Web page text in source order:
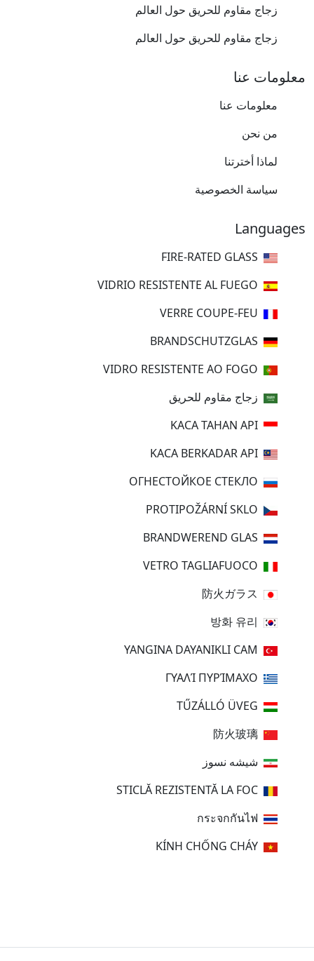
زجاج مقاوم للحريق حول العالم
زجاج مقاوم للحريق حول العالم
معلومات عنا
معلومات عنا
من نحن
لماذا أخترتنا
سياسة الخصوصية
Languages
زجاج مقاوم للحريق
شیشه نسوز